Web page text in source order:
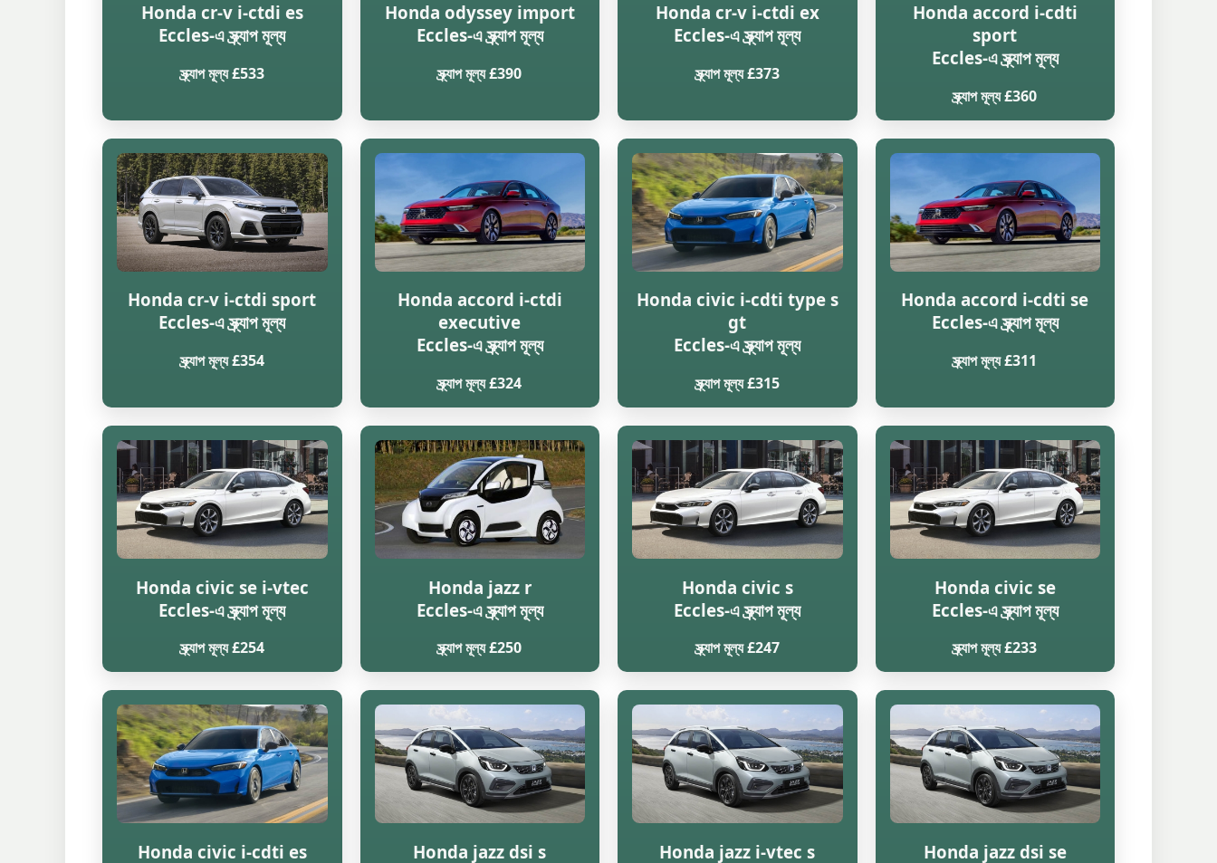
Honda cr-v i-ctdi es
Eccles-এ স্ক্র্যাপ মূল্য
স্ক্র্যাপ মূল্য £533
Honda odyssey import
Eccles-এ স্ক্র্যাপ মূল্য
স্ক্র্যাপ মূল্য £390
Honda cr-v i-ctdi ex
Eccles-এ স্ক্র্যাপ মূল্য
স্ক্র্যাপ মূল্য £373
Honda accord i-cdti
sport
Eccles-এ স্ক্র্যাপ মূল্য
স্ক্র্যাপ মূল্য £360
Honda cr-v i-ctdi sport
Eccles-এ স্ক্র্যাপ মূল্য
স্ক্র্যাপ মূল্য £354
Honda accord i-ctdi
executive
Eccles-এ স্ক্র্যাপ মূল্য
স্ক্র্যাপ মূল্য £324
Honda civic i-cdti type s
gt
Eccles-এ স্ক্র্যাপ মূল্য
স্ক্র্যাপ মূল্য £315
Honda accord i-cdti se
Eccles-এ স্ক্র্যাপ মূল্য
স্ক্র্যাপ মূল্য £311
Honda civic se i-vtec
Eccles-এ স্ক্র্যাপ মূল্য
স্ক্র্যাপ মূল্য £254
Honda jazz r
Eccles-এ স্ক্র্যাপ মূল্য
স্ক্র্যাপ মূল্য £250
Honda civic s
Eccles-এ স্ক্র্যাপ মূল্য
স্ক্র্যাপ মূল্য £247
Honda civic se
Eccles-এ স্ক্র্যাপ মূল্য
স্ক্র্যাপ মূল্য £233
Honda civic i-cdti es
Honda jazz dsi s
Honda jazz i-vtec s
Honda jazz dsi se